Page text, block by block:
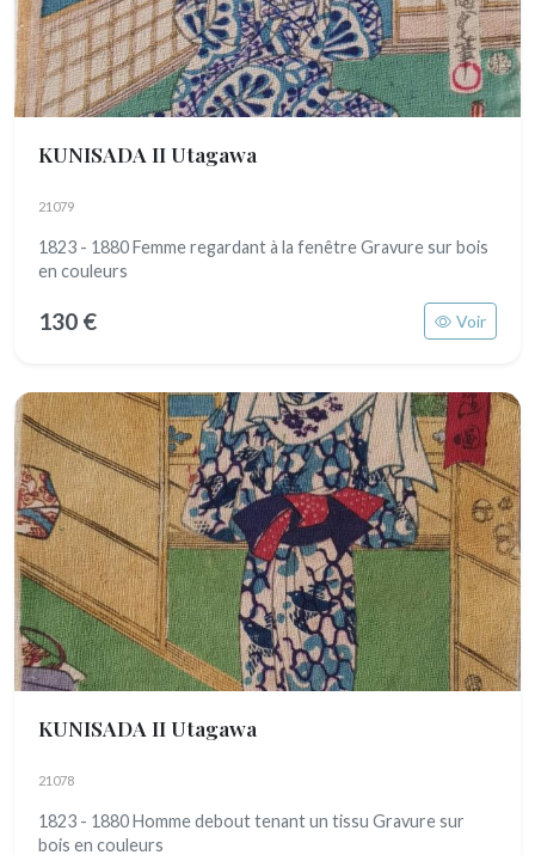
KUNISADA II Utagawa
21079
1823 - 1880 Femme regardant à la fenêtre Gravure sur bois
en couleurs
130 € Voir
KUNISADA II Utagawa
21078
1823 - 1880 Homme debout tenant un tissu Gravure sur
bois en couleurs